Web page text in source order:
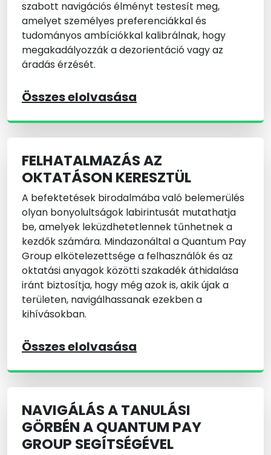
szabott navigációs élményt testesít meg,
amelyet személyes preferenciákkal és
tudományos ambíciókkal kalibrálnak, hogy
megakadályozzák a dezorientáció vagy az
áradás érzését.
Összes elolvasása
FELHATALMAZÁS AZ
OKTATÁSON KERESZTÜL
A befektetések birodalmába való belemerülés
olyan bonyolultságok labirintusát mutathatja
be, amelyek leküzdhetetlennek tűnhetnek a
kezdők számára. Mindazonáltal a Quantum Pay
Group elkötelezettsége a felhasználók és az
oktatási anyagok közötti szakadék áthidalása
iránt biztosítja, hogy még azok is, akik újak a
területen, navigálhassanak ezekben a
kihívásokban.
Összes elolvasása
NAVIGÁLÁS A TANULÁSI
GÖRBÉN A QUANTUM PAY
GROUP SEGÍTSÉGÉVEL